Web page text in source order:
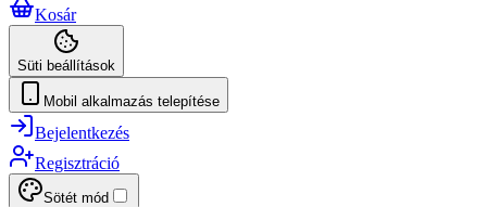
Kosár
Süti beállítások
Mobil alkalmazás telepítése
Bejelentkezés
Regisztráció
Sötét mód